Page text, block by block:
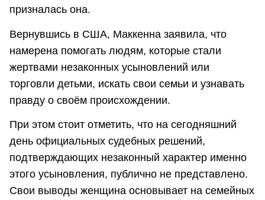
призналась она.
Вернувшись в США, Маккенна заявила, что
намерена помогать людям, которые стали
жертвами незаконных усыновлений или
торговли детьми, искать свои семьи и узнавать
правду о своём происхождении.
При этом стоит отметить, что на сегодняшний
день официальных судебных решений,
подтверждающих незаконный характер именно
этого усыновления, публично не представлено.
Свои выводы женщина основывает на семейных